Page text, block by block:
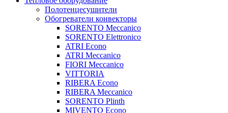
Полотенцесушители
Обогреватели конвекторы
SORENTO Meccanico
SORENTO Elettronico
ATRI Econo
ATRI Meccanico
FIORI Meccanico
VITTORIA
RIBERA Econo
RIBERA Meccanico
SORENTO Plinth
MIVENTO Econo